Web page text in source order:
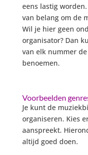
eens lastig
van belang om de
Wil je hier geen
organisator? Dan
van elk nummer
benoemen.
Voorbeelden
Je kunt de
organiseren. Kies
aanspreekt.
altijd goed doen.